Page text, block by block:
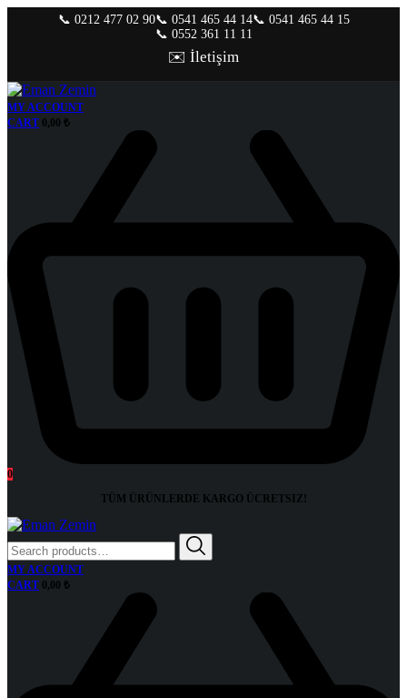
📞 0212 477 02 90📞 0541 465 44 14📞 0541 465 44 15
📞 0552 361 11 11
✉️ İletişim
MY ACCOUNT
CART
0,00 ₺
0
TÜM ÜRÜNLERDE KARGO ÜCRETSIZ!
Search
for:
MY ACCOUNT
CART
0,00 ₺